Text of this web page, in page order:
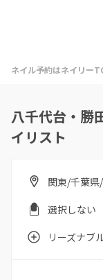
ネイル予約はネイリー
八千代台・勝
イリスト
関東/千葉
選択しない
リーズナブ